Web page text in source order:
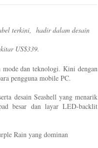
terkini, hadir dalam desain
US$339.
mode dan teknologi. Kini dengan
pengguna mobile PC.
desain Seashell yang menarik
besar dan layar LED-backlit
Rain yang dominan